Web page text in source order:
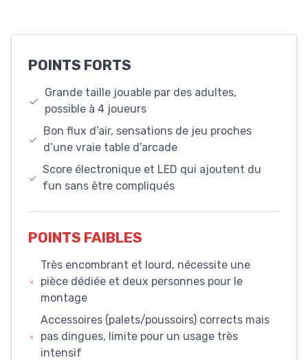
POINTS FORTS
Grande taille jouable par des adultes,
possible à 4 joueurs
Bon flux d’air, sensations de jeu proches
d’une vraie table d’arcade
Score électronique et LED qui ajoutent du
fun sans être compliqués
POINTS FAIBLES
Très encombrant et lourd, nécessite une
pièce dédiée et deux personnes pour le
montage
Accessoires (palets/poussoirs) corrects mais
pas dingues, limite pour un usage très
intensif